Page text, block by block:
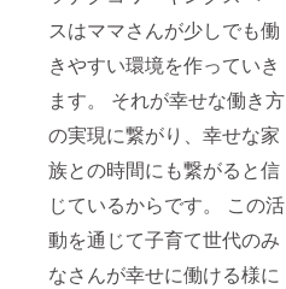
スはママさんが少しでも働
きやすい環境を作っていき
ます。 それが幸せな働き方
の実現に繋がり、幸せな家
族との時間にも繋がると信
じているからです。 この活
動を通じて子育て世代のみ
なさんが幸せに働ける様に